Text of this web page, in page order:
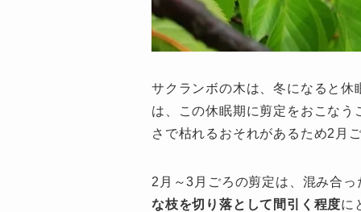
サクランボの木は、冬になると
は、この休眠期に剪定をおこな
さで枯れるおそれがあるため2月
2月～3月ごろの剪定は、混み合
な枝を切り落として間引く程度に